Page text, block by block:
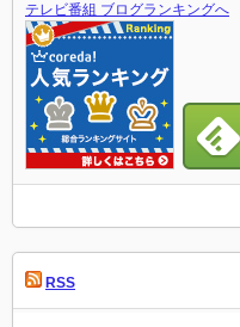
テレビ番組 ブログランキングへ
RSS